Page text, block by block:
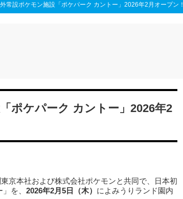
常設ポケモン施設「ポケパーク カントー」2026年2月オープン！
ポケパーク カントー」2026年2
京本社および株式会社ポケモンと共同で、日本初
を、 2026年2月5日（木） によみうりランド園内